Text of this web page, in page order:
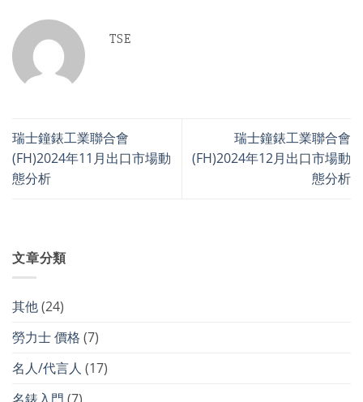
TSE
瑞士鐘錶工業聯合會
(FH)2024年11月出口市場動
態分析
瑞士鐘錶工業聯合會
(FH)2024年12月出口市場動
態分析
文章分類
其他(24)
勞力士 價格 (7)
名人/代言人 (17)